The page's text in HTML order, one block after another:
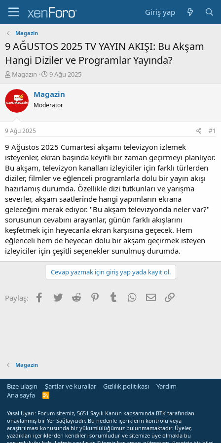
Giriş yap
Magazin
9 AĞUSTOS 2025 TV YAYIN AKIŞI: Bu Akşam
Hangi Diziler ve Programlar Yayında?
K
n
b
u
u
b
a
ş
l
a
t
a
n
Magazin
B
ş
l
a
ç
a
r
i
h
i
9 Ağu 2025
Magazin
Moderator
9 Ağu 2025 #1
9 Ağustos 2025 Cumartesi akşamı televizyon izlemek
isteyenler, ekran başında keyifli bir zaman geçirmeyi planlıyor.
Bu akşam, televizyon kanalları izleyiciler için farklı türlerden
diziler, filmler ve eğlenceli programlarla dolu bir yayın akışı
hazırlamış durumda. Özellikle dizi tutkunları ve yarışma
severler, akşam saatlerinde hangi yapımların ekrana
geleceğini merak ediyor. "Bu akşam televizyonda neler var?"
sorusunun cevabını arayanlar, günün farklı akışlarını
keşfetmek için heyecanla ekran karşısına geçecek. Hem
eğlenceli hem de heyecan dolu bir akşam geçirmek isteyen
izleyiciler için çeşitli seçenekler sunulmuş durumda.
Cevap yazmak için giriş yap yada kayıt ol.
Paylaş: Facebook
Twitter Reddit PinterestTumblr WhatsApp
E-posta
Magazin
Bize ulaşın Şartlar ve kurallar Gizlilik politikası
Yardım
Ana sayfa
R
Yasal Uyarı: Forum sitemiz, 5651 Sayılı Kanun kapsamında BTK tarafından
onaylanmış bir Yer Sağlayıcıdır. Bu nedenle içeriklerin kontrolü veya
araştırılması konusunda bir yükümlülüğümüz bulunmamaktadır. Üyeler,
yazdıkları içeriklerden kendileri sorumludur ve sitemize üye olmakla bu